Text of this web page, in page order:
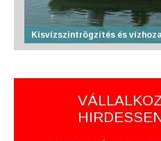
Kisvízszintrögzítés és